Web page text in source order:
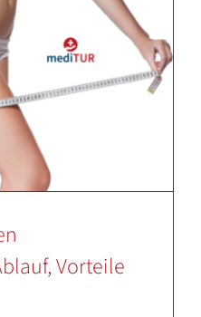
Vorteile